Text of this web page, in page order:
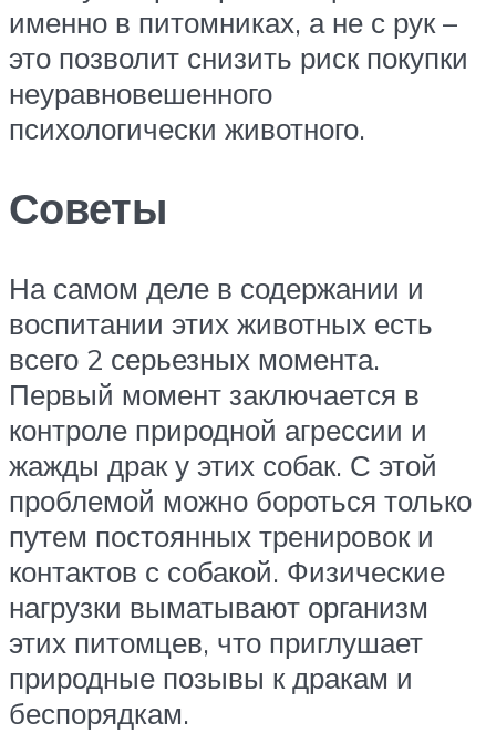
именно в питомниках, а не с рук –
это позволит снизить риск покупки
неуравновешенного
психологически животного.
Советы
На самом деле в содержании и
воспитании этих животных есть
всего 2 серьезных момента.
Первый момент заключается в
контроле природной агрессии и
жажды драк у этих собак. С этой
проблемой можно бороться только
путем постоянных тренировок и
контактов с собакой. Физические
нагрузки выматывают организм
этих питомцев, что приглушает
природные позывы к дракам и
беспорядкам.